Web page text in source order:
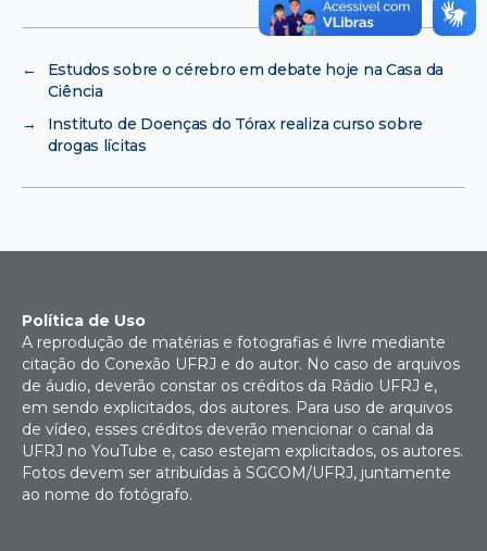
←
Estudos sobre o cérebro em debate hoje na Casa da
Ciência
→
Instituto de Doenças do Tórax realiza curso sobre
drogas lícitas
Política de Uso
A reprodução de matérias e fotografias é livre mediante
citação do Conexão UFRJ e do autor. No caso de arquivos
de áudio, deverão constar os créditos da Rádio UFRJ e,
em sendo explicitados, dos autores. Para uso de arquivos
de vídeo, esses créditos deverão mencionar o canal da
UFRJ no YouTube e, caso estejam explicitados, os autores.
Fotos devem ser atribuídas à SGCOM/UFRJ, juntamente
ao nome do fotógrafo.